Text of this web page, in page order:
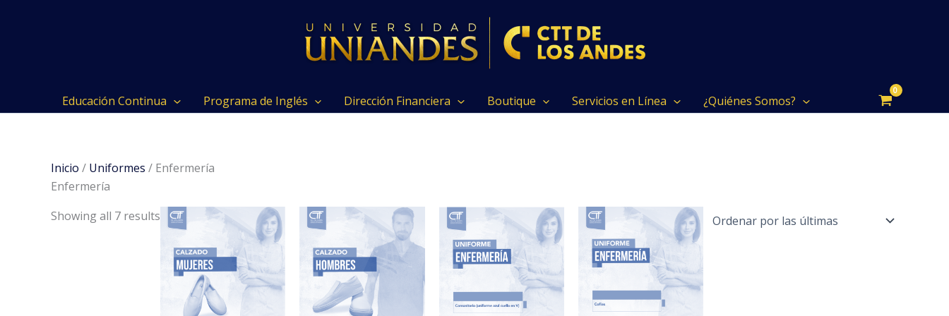
Educación Continua Programa de Inglés Dirección Financiera Boutique Servicios en Línea ¿Quiénes Somos?
Inicio / Uniformes / Enfermería
Enfermería
Showing all 7 results Sorted
by
latest